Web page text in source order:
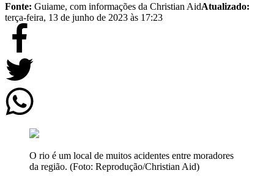
Fonte: Guiame, com informações da Christian AidAtualizado:
terça-feira, 13 de junho de 2023 às 17:23
O rio é um local de muitos acidentes entre moradores
da região. (Foto: Reprodução/Christian Aid)